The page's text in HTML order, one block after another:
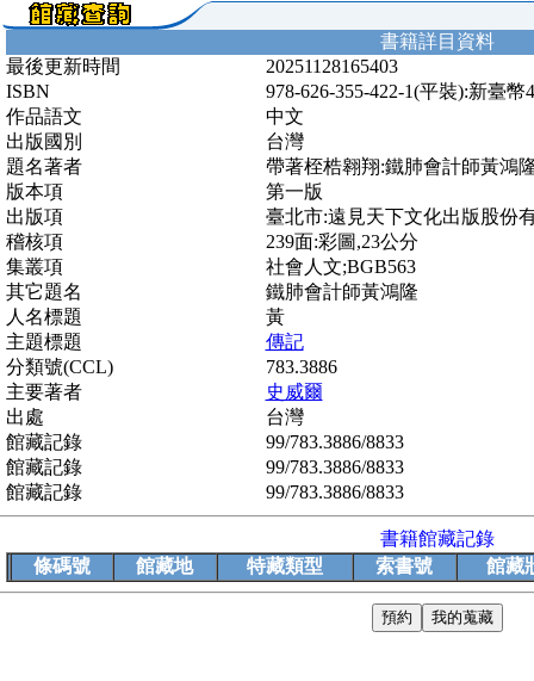
書籍詳目資料
最後更新時間
20251128165403
ISBN
978-626-355-422-1(平裝):新臺幣
作品語文
中文
出版國別
台灣
題名著者
帶著桎梏翱翔:鐵肺會計師黃鴻
版本項
第一版
出版項
臺北市:遠見天下文化出版股份
稽核項
239面:彩圖,23公分
集叢項
社會人文;BGB563
其它題名
鐵肺會計師黃鴻隆
人名標題
黃
主題標題
傳記
分類號(CCL)
783.3886
主要著者
史威爾
出處
台灣
館藏記錄
99/783.3886/8833
館藏記錄
99/783.3886/8833
館藏記錄
99/783.3886/8833
書籍館藏記錄
條碼號
館藏地 特藏類型 索書號 館藏